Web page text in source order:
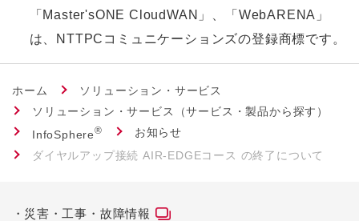
「Master'sONE CloudWAN」、「WebARENA」
は、NTTPCコミュニケーションズの登録商標です。
ホーム
ソリューション・サービス
ソリューション・サービス（サービス・製品から探す）
InfoSphere®
お知らせ
ダイヤルアップ接続 AIR-EDGEコース の終了について
災害・工事・故障情報